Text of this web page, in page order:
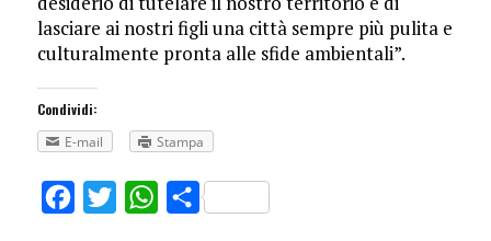
lasciare ai nostri figli una città sempre più pulita e
culturalmente pronta alle sfide ambientali”.
Condividi:
E-mail
Stampa
FacebookTwitterWhatsApp
Share